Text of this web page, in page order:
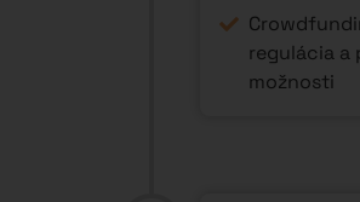
regulácia a
možnosti